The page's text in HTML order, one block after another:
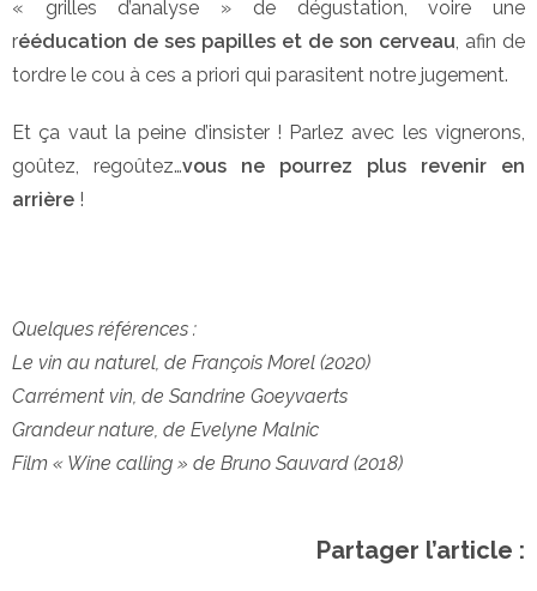
« grilles d’analyse » de dégustation, voire une
rééducation de ses papilles et de son cerveau , afin de
tordre le cou à ces a priori qui parasitent notre jugement.
Et ça vaut la peine d’insister ! Parlez avec les vignerons,
goûtez, regoûtez…vous ne pourrez plus revenir en
arrière !
Quelques références :
Le vin au naturel, de François Morel (2020)
Carrément vin, de Sandrine Goeyvaerts
Grandeur nature, de Evelyne Malnic
Film « Wine calling » de Bruno Sauvard (2018)
Partager l’article :